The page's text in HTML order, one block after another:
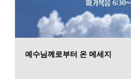
예수님께로부터 온 메세지